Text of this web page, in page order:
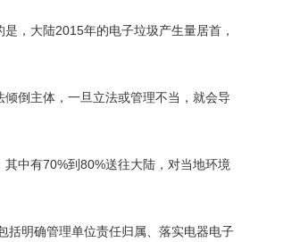
，大陆2015年的电子垃圾产生量居首，
倒主体，一旦立法或管理不当，就会导
中有70%到80%送往大陆，对当地环境
明确管理单位责任归属、落实电器电子